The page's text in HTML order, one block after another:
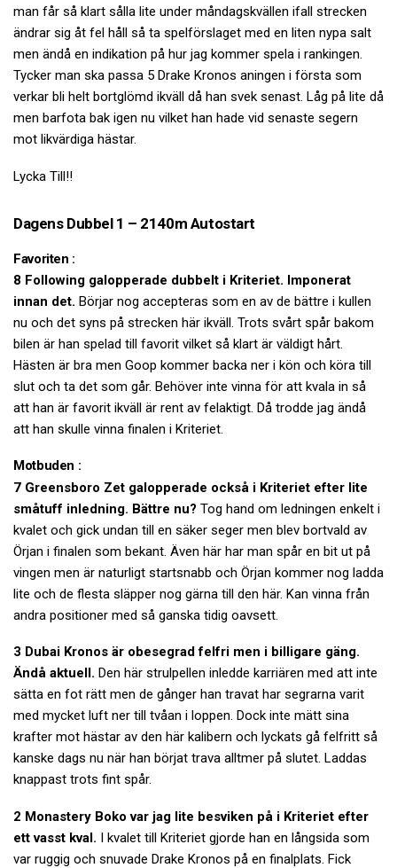
man får så klart sålla lite under måndagskvällen ifall strecken
ändrar sig åt fel håll så ta spelförslaget med en liten nypa salt
men ändå en indikation på hur jag kommer spela i rankingen.
Tycker man ska passa 5 Drake Kronos aningen i första som
verkar bli helt bortglömd ikväll då han svek senast. Låg på lite då
men barfota bak igen nu vilket han hade vid senaste segern
mot likvärdiga hästar.
Lycka Till!!
Dagens Dubbel 1 – 2140m Autostart
Favoriten :
8 Following galopperade dubbelt i Kriteriet. Imponerat
innan det. Börjar nog accepteras som en av de bättre i kullen
nu och det syns på strecken här ikväll. Trots svårt spår bakom
bilen är han spelad till favorit vilket så klart är väldigt hårt.
Hästen är bra men Goop kommer backa ner i kön och köra till
slut och ta det som går. Behöver inte vinna för att kvala in så
att han är favorit ikväll är rent av felaktigt. Då trodde jag ändå
att han skulle vinna finalen i Kriteriet.
Motbuden :
7 Greensboro Zet galopperade också i Kriteriet efter lite
småtuff inledning. Bättre nu? Tog hand om ledningen enkelt i
kvalet och gick undan till en säker seger men blev bortvald av
Örjan i finalen som bekant. Även här har man spår en bit ut på
vingen men är naturligt startsnabb och Örjan kommer nog ladda
lite och de flesta släpper nog gärna till den här. Kan vinna från
andra positioner med så ganska tidig oavsett.
3 Dubai Kronos är obesegrad felfri men i billigare gäng.
Ändå aktuell. Den här strulpellen inledde karriären med att inte
sätta en fot rätt men de gånger han travat har segrarna varit
med mycket luft ner till tvåan i loppen. Dock inte mätt sina
krafter mot hästar av den här kalibern och lyckats gå felfritt så
kanske dags nu när han börjat trava alltmer på slutet. Laddas
knappast trots fint spår.
2 Monastery Boko var jag lite besviken på i Kriteriet efter
ett vasst kval. I kvalet till Kriteriet gjorde han en långsida som
var ruggig och snuvade Drake Kronos på en finalplats. Fick